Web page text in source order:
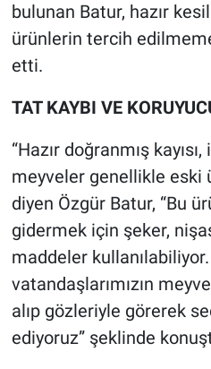
bulunan Batur, hazır
ürünlerin tercih
etti.
TAT KAYBI VE
“Hazır doğranmış
meyveler genellikle eski
diyen Özgür Batur, “Bu
gidermek için şeker,
maddeler
vatandaşlarımızın
alıp gözleriyle görerek
ediyoruz” şeklinde